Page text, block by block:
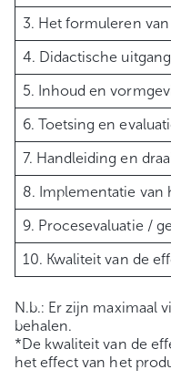
3. Het formuleren
4. Didactische
5. Inhoud en
6. Toetsing en
7. Handleiding en
8. Implementatie van
9. Procesevaluatie /
10. Kwaliteit van de
N.b.: Er zijn maximaal
behalen.
*De kwaliteit van de
het effect van het